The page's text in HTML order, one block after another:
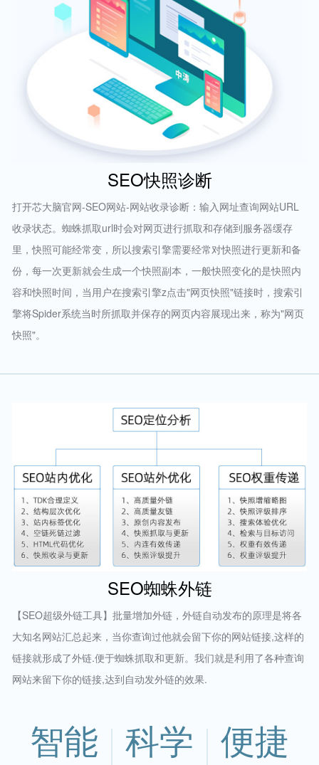
SEO快照诊断
打开芯大脑官网-SEO网站-网站收录诊断：输入网址查询网站URL
收录状态。蜘蛛抓取url时会对网页进行抓取和存储到服务器缓存
里，快照可能经常变，所以搜索引擎需要经常对快照进行更新和备
份，每一次更新就会生成一个快照副本，一般快照变化的是快照内
容和快照时间，当用户在搜索引擎z点击"网页快照"链接时，搜索引
擎将Spider系统当时所抓取并保存的网页内容展现出来，称为"网页
快照"。
SEO蜘蛛外链
【SEO超级外链工具】批量增加外链，外链自动发布的原理是将各
大知名网站汇总起来，当你查询过他就会留下你的网站链接,这样的
链接就形成了外链.便于蜘蛛抓取和更新。我们就是利用了各种查询
网站来留下你的链接,达到自动发外链的效果.
智能 科学 便捷